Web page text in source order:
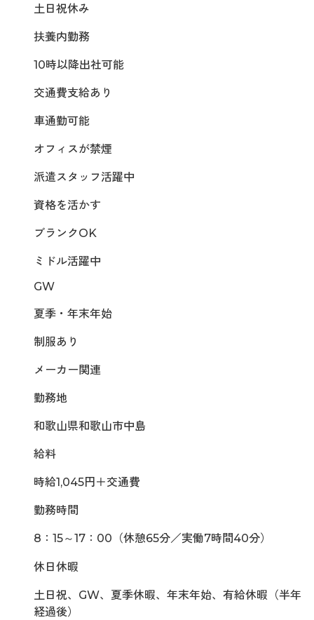
土日祝休み
扶養内勤務
10時以降出社可能
交通費支給あり
車通勤可能
オフィスが禁煙
派遣スタッフ活躍中
資格を活かす
ブランクOK
ミドル活躍中
GW
夏季・年末年始
制服あり
メーカー関連
勤務地
和歌山県和歌山市中島
給料
時給1,045円＋交通費
勤務時間
8：15～17：00（休憩65分／実働7時間40分）
休日休暇
土日祝、GW、夏季休暇、年末年始、有給休暇（半年
経過後）